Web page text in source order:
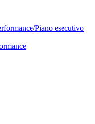
Piano esecutivo